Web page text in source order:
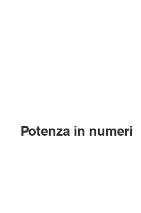
Potenza in numeri